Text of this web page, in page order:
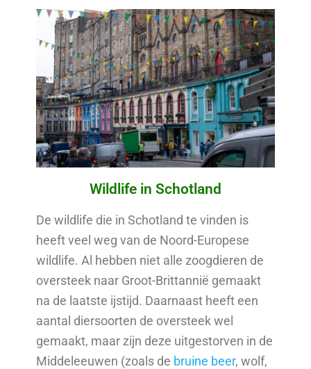
Wildlife in Schotland
De wildlife die in Schotland te vinden is
heeft veel weg van de Noord-Europese
wildlife. Al hebben niet alle zoogdieren de
oversteek naar Groot-Brittannië gemaakt
na de laatste ijstijd. Daarnaast heeft een
aantal diersoorten de oversteek wel
gemaakt, maar zijn deze uitgestorven in de
Middeleeuwen (zoals de bruine beer, wolf,